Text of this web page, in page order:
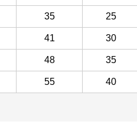
35 25
41 30
48 35
55 40